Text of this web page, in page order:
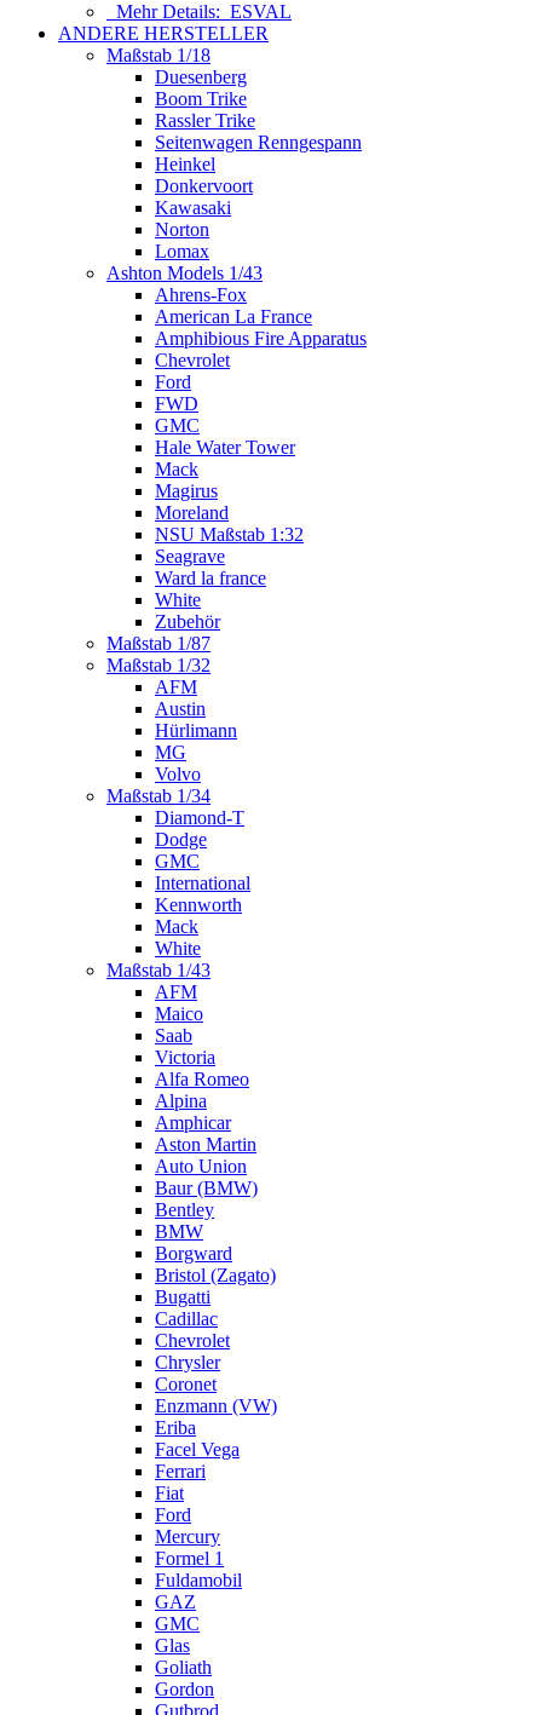
Mehr Details: ESVAL
ANDERE HERSTELLER
Maßstab 1/18
Duesenberg
Boom Trike
Rassler Trike
Seitenwagen Renngespann
Heinkel
Donkervoort
Kawasaki
Norton
Lomax
Ashton Models 1/43
Ahrens-Fox
American La France
Amphibious Fire Apparatus
Chevrolet
Ford
FWD
GMC
Hale Water Tower
Mack
Magirus
Moreland
NSU Maßstab 1:32
Seagrave
Ward la france
White
Zubehör
Maßstab 1/87
Maßstab 1/32
AFM
Austin
Hürlimann
MG
Volvo
Maßstab 1/34
Diamond-T
Dodge
GMC
International
Kennworth
Mack
White
Maßstab 1/43
AFM
Maico
Saab
Victoria
Alfa Romeo
Alpina
Amphicar
Aston Martin
Auto Union
Baur (BMW)
Bentley
BMW
Borgward
Bristol (Zagato)
Bugatti
Cadillac
Chevrolet
Chrysler
Coronet
Enzmann (VW)
Eriba
Facel Vega
Ferrari
Fiat
Ford
Mercury
Formel 1
Fuldamobil
GAZ
GMC
Glas
Goliath
Gordon
Gutbrod